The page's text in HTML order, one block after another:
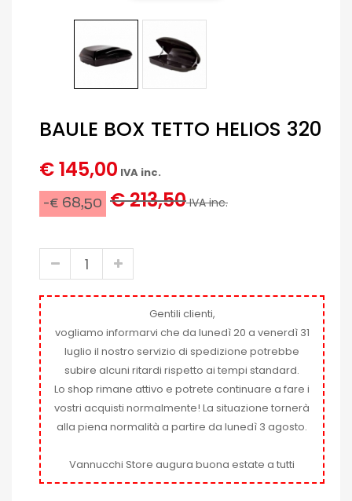
BAULE BOX TETTO HELIOS 320
€ 145,00 IVA inc.
-€ 68,50 € 213,50IVA inc.
Gentili clienti,
vogliamo informarvi che da lunedì 20 a venerdì 31
luglio il nostro servizio di spedizione potrebbe
subire alcuni ritardi rispetto ai tempi standard.
Lo shop rimane attivo e potrete continuare a fare i
vostri acquisti normalmente! La situazione tornerà
alla piena normalità a partire da lunedì 3 agosto.
Vannucchi Store augura buona estate a tutti